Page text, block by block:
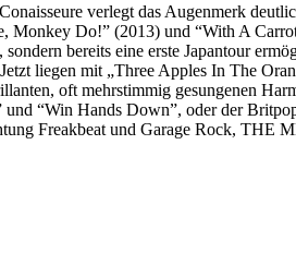
verlegt das Augenmerk
Monkey Do!” (2013) und “With A
bereits eine erste Japantour
liegen mit „Three Apples In The
oft mehrstimmig gesungenen
“Win Hands Down”, oder der
Freakbeat und Garage Rock, THE